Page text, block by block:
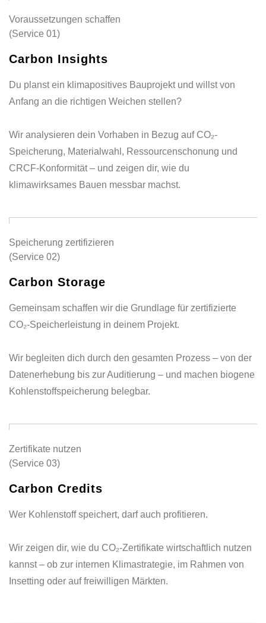
Voraussetzungen schaffen
(Service 01)
Carbon Insights
Du planst ein klimapositives Bauprojekt und willst von
Anfang an die richtigen Weichen stellen?
Wir analysieren dein Vorhaben in Bezug auf CO₂-
Speicherung, Materialwahl, Ressourcenschonung und
CRCF-Konformität – und zeigen dir, wie du
klimawirksames Bauen messbar machst.
Speicherung zertifizieren
(Service 02)
Carbon Storage
Gemeinsam schaffen wir die Grundlage für zertifizierte
CO₂-Speicherleistung in deinem Projekt.
Wir begleiten dich durch den gesamten Prozess – von der
Datenerhebung bis zur Auditierung – und machen biogene
Kohlenstoffspeicherung belegbar.
Zertifikate nutzen
(Service 03)
Carbon Credits
Wer Kohlenstoff speichert, darf auch profitieren.
Wir zeigen dir, wie du CO₂-Zertifikate wirtschaftlich nutzen
kannst – ob zur internen Klimastrategie, im Rahmen von
Insetting oder auf freiwilligen Märkten.